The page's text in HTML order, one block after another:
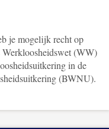
je mogelijk recht op
(WW)
in de
(BWNU).